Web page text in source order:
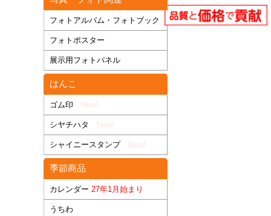
フォトアルバム・フォトブック
フォトポスター
展示用フォトパネル
はんこ
ゴム印 New!
シヤチハタ New!
シャイニースタンプNew!
季節商品
カレンダー 27年1月始まり
うちわ